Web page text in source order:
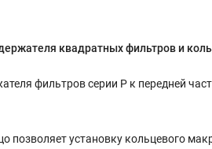
квадратных фильтров и
фильтров серии P к передней
позволяет установку кольцевого